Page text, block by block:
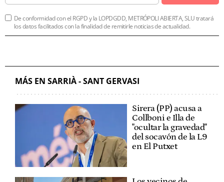
De conformidad con el RGPD y la LOPDGDD, METRÓPOLI ABIERTA, SLU tratará
los datos facilitados con la finalidad de remitirle noticias de actualidad.
MÁS EN SARRIÀ - SANT GERVASI
Sirera (PP) acusa a
Collboni e Illa de
"ocultar la gravedad"
del socavón de la L9
en El Putxet